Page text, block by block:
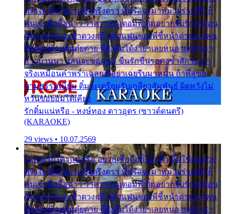
ตรึงใจ ติ๋มใช่งามซึ้งตรึงตรา พี่หรือจะมาหมายร่วมชีวี ก็
คนเขาลืออื้อฉาว ว่าสาวๆรุมตอมพี่ ติ๋มอยากรับรักเหมือน
กัน แต่หวั่นจะช้ำดวงฤดี กลัวแฟนของพี่ชี้หน้าด่าทอ ก็คน
ชื่อต๋อยต้อยตุ้มตุ๋ยต่าย พี่ยังลืมได้ง่ายๆเลยหนอ แค่ตัวเรา
สาวบ้านนา แสนจะซอมซ่อ ขืนรักขืนรอคงช้ำสักวัน ถ้า
จริงเหมือนคำพร่ำเฉลย พี่อย่าเฉยรีบมาหมั้น ถ้าพี่สู่ขอ
ตามธรรมเนียม ติ๋มจะเตรียมรับเกลียวสัมพันธ์ ผิดหวังไม่
หวั่นขอยอมได้เคียง
รักติ๋มแน่หรือ - หงษ์ทอง ดาวอุดร (ซาวด์ดนตรี)
(KARAOKE)
29 views • 10.07.2569
ไม่เคยรักใครแน่หรือ อยากเชื่อถือก็ไม่กล้า ติ๋มใช่คนสวย
ตรึงใจ ติ๋มใช่งามซึ้งตรึงตรา พี่หรือจะมาหมายร่วมชีวี ก็
คนเขาลืออื้อฉาว ว่าสาวๆรุมตอมพี่ ติ๋มอยากรับรักเหมือน
กัน แต่หวั่นจะช้ำดวงฤดี กลัวแฟนของพี่ชี้หน้าด่าทอ ก็คน
ชื่อต๋อยต้อยตุ้มตุ๋ยต่าย พี่ยังลืมได้ง่ายๆเลยหนอ แค่ตัวเรา